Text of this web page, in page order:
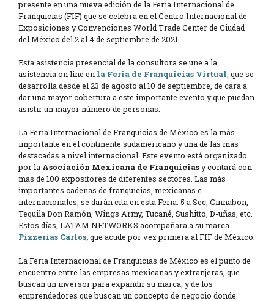
presente en una nueva edición de la Feria Internacional de
Franquicias (FIF) que se celebra en el Centro Internacional de
Exposiciones y Convenciones World Trade Center de Ciudad
del México del 2 al 4 de septiembre de 2021.
Esta asistencia presencial de la consultora se une a la
asistencia on line en la Feria de Franquicias Virtual , que se
desarrolla desde el 23 de agosto al 10 de septiembre, de cara a
dar una mayor cobertura a este importante evento y que puedan
asistir un mayor número de personas.
La Feria Internacional de Franquicias de México es la más
importante en el continente sudamericano y una de las más
destacadas a nivel internacional. Este evento está organizado
por la Asociación Mexicana de Franquiciasy contará con
más de 100 expositores de diferentes sectores. Las más
importantes cadenas de franquicias, mexicanas e
internacionales, se darán cita en esta Feria: 5 a Sec, Cinnabon,
Tequila Don Ramón, Wings Army, Tucané, Sushitto, D-uñas, etc.
Estos días, LATAM NETWORKS acompañara a su marca
Pizzerías Carlos,que acude por vez primera al FIF de México.
La Feria Internacional de Franquicias de México es el punto de
encuentro entre las empresas mexicanas y extranjeras, que
buscan un inversor para expandir su marca, y de los
emprendedores que buscan un concepto de negocio donde